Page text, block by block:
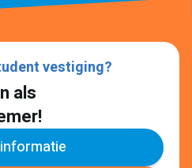
vestiging?
als